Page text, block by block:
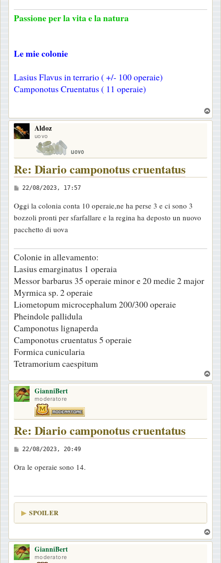
Passione per la vita e la natura
Le mie colonie
Lasius Flavus in terrario ( +/- 100 operaie)
Camponotus Cruentatus ( 11 operaie)
o
Aldoz
uovo
Re: Diario camponotus cruentatus
M
s
s
a
g
i
o
22/08/2023, 17:57
Oggi la colonia conta 10 operaie,ne ha perse 3 e ci sono 3
bozzoli pronti per sfarfallare e la regina ha deposto un nuovo
pacchetto di uova
Colonie in allevamento:
Lasius emarginatus 1 operaia
Messor barbarus 35 operaie minor e 20 medie 2 major
Myrmica sp. 2 operaie
Liometopum microcephalum 200/300 operaie
Pheindole pallidula
Camponotus lignaperda
Camponotus cruentatus 5 operaie
Formica cunicularia
Tetramorium caespitum
o
GianniBert
moderatore
Re: Diario camponotus cruentatus
M
s
a
g
o
22/08/2023, 20:49
Ora le operaie sono 14.
SPOILER
o
GianniBert
moderatore